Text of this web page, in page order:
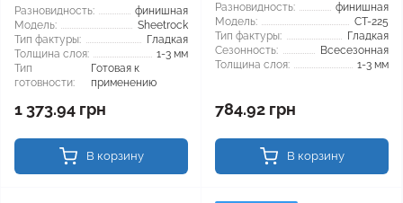
Разновидность:
финишная
Модель:
Sheetrock
Тип фактуры:
Гладкая
Толщина слоя:
1-3 мм
Тип
готовности:
Готовая к
применению
1 373.94 грн
В корзину
Разновидность:
финишная
Модель:
CT-225
Тип фактуры:
Гладкая
Сезонность:
Всесезонная
Толщина слоя:
1-3 мм
784.92 грн
В корзину